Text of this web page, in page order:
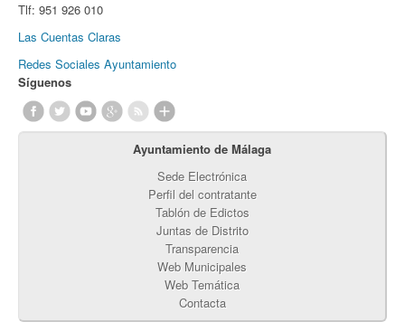
Tlf: 951 926 010
Las Cuentas Claras
Redes Sociales Ayuntamiento
Síguenos
Ayuntamiento de Málaga
Sede Electrónica
Perfil del contratante
Tablón de Edictos
Juntas de Distrito
Transparencia
Web Municipales
Web Temática
Contacta